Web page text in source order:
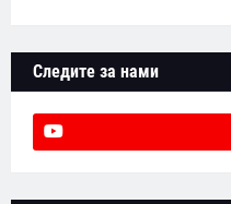
Следите за нами